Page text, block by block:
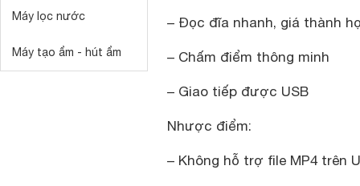
Máy lọc nước
Máy tạo ẩm - hút ẩm
– Đọc đĩa nhanh, giá thành
– Chấm điểm thông minh
– Giao tiếp được USB
Nhược điểm:
– Không hỗ trợ file MP4 trên